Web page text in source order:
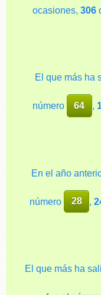
ocasiones,306
El que más ha
número 64 ,
En el año
número 28
El que más ha